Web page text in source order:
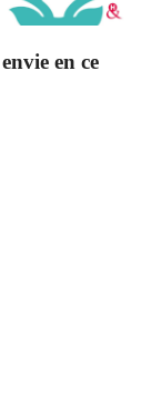
en ce